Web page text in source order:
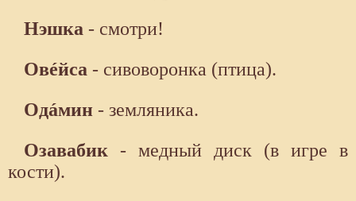
Нэшка - смотри!
Овéйса - сивоворонка (птица).
Одáмин - земляника.
Озавабик - медный диск (в игре в
кости).